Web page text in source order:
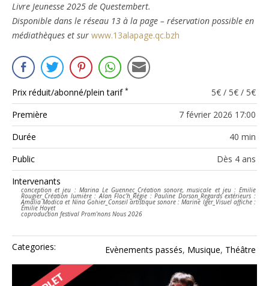
Livre Jeunesse 2025 de Questembert.
Disponible dans le réseau 13 à la page – réservation possible en
médiathèques et sur www.13alapage.qc.bzh
Prix réduit/abonné/plein tarif * 5€ / 5€ / 5€
Première
7 février 2026 17:00
Durée
40 min
Public
Dès 4 ans
Intervenants
conception et jeu : Marina Le Guennec_Création sonore, musicale et jeu : Émilie
Rougier_Création lumière : Alan Floc’h_Régie : Pauline Dorson_Regards extérieurs :
Amalia Modica et Nina Gohier_Conseil artistique sonore : Marine Iger_Visuel affiche :
Émilie Hoyet
coproduction festival Prom’nons Nous 2026
Categories: Evènements passés, Musique, Théâtre